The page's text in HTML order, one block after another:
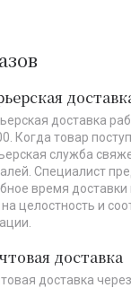
доставка
Когда товар
служба
Специалист
время доставки
целостность и
доставка
доставка